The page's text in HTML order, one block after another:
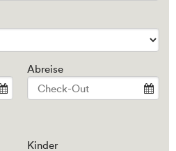
Abreise
Kinder